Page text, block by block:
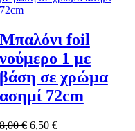
Μπαλόνι foil
νούμερο 1 με
βάση σε χρώμα
ασημί 72cm
€ Original
6,50 €Η